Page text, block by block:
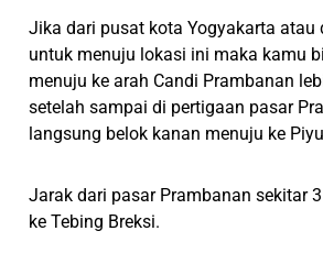
Jika dari pusat kota Yogyakarta atau
untuk menuju lokasi ini maka kamu
menuju ke arah Candi Prambanan
setelah sampai di pertigaan pasar
langsung belok kanan menuju ke
Jarak dari pasar Prambanan sekitar
ke Tebing Breksi.